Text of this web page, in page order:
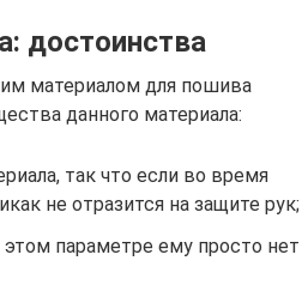
достоинства
материалом для пошива
данного материала:
так что если во время
не отразится на защите рук;
параметре ему просто нет